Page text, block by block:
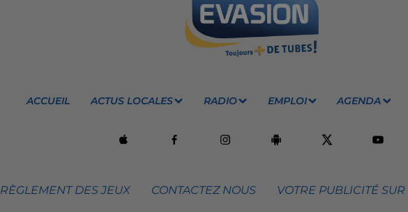
ACCUEIL ACTUS LOCALES RADIO EMPLOI AGENDA
RÈGLEMENT DES JEUX CONTACTEZ NOUS VOTRE PUBLICITÉ